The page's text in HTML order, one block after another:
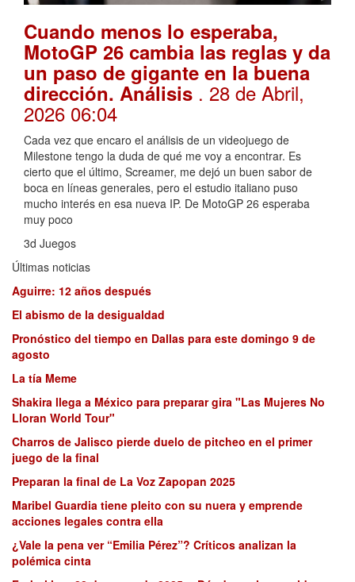
Cuando menos lo esperaba,
MotoGP 26 cambia las reglas y da
un paso de gigante en la buena
dirección. Análisis . 28 de Abril,
2026 06:04
Cada vez que encaro el análisis de un videojuego de
Milestone tengo la duda de qué me voy a encontrar. Es
cierto que el último, Screamer, me dejó un buen sabor de
boca en líneas generales, pero el estudio italiano puso
mucho interés en esa nueva IP. De MotoGP 26 esperaba
muy poco
3d Juegos
Últimas noticias
Aguirre: 12 años después
El abismo de la desigualdad
Pronóstico del tiempo en Dallas para este domingo 9 de
agosto
La tía Meme
Shakira llega a México para preparar gira "Las Mujeres No
Lloran World Tour"
Charros de Jalisco pierde duelo de pitcheo en el primer
juego de la final
Preparan la final de La Voz Zapopan 2025
Maribel Guardia tiene pleito con su nuera y emprende
acciones legales contra ella
¿Vale la pena ver “Emilia Pérez”? Críticos analizan la
polémica cinta